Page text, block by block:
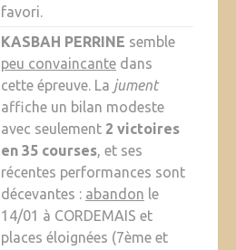
favori.
KASBAH PERRINE semble
peu convaincantedans
cette épreuve. La jument
affiche un bilan modeste
avec seulement 2 victoires
en 35 courses, et ses
récentes performances sont
décevantes : abandon le
14/01 à CORDEMAIS et
places éloignées (7ème et